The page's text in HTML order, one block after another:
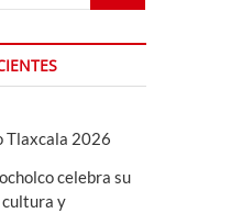
d
e
Tlaxcala 2026
celebra su
cultura y